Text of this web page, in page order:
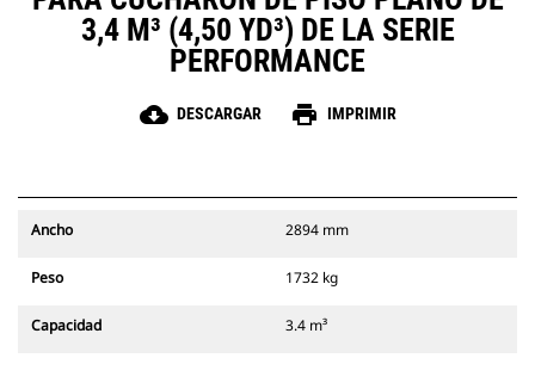
3,4 M³ (4,50 YD³) DE LA SERIE
PERFORMANCE
cloud_download DESCARGAR print IMPRIMIR
Ancho 2894 mm
Peso 1732 kg
Capacidad 3.4 m³